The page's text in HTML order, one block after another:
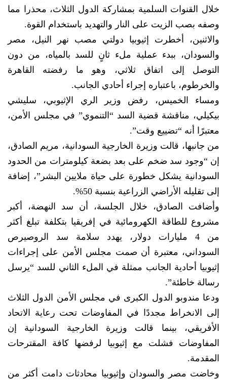
خلال القنوات السلمية بمشاركة الدول الثلاث، محذرا مما
وصفه بصب الزيت على النار والتهديد باستخدام القوة.
والاثنين، أخطرت إثيوبيا دولتي مصب نهر النيل، مصر
والسودان، ببدء عملية ملء ثانٍ للسد بالمياه، من دون
التوصل إلى اتفاق ثلاثي، وهو ما رفضته القاهرة
والخرطوم، باعتباره إجراء أحادي الجانب.
ومساء الخميس، رفض وزير الري الإثيوبي، سليشي
بيكيلي، مناقشة قضية السد “التنموي” في مجلس الأمن،
معتبرًا أنه “تضييع وقت”.
من جانبها، قالت وزيرة الخارجية السودانية، مريم الصادق،
إن “وجود سد ضخم على بعد بضعة كيلومترات من الحدود
السودانية يشكل خطورة على حياة ملايين البشر”، إضافة
إلى تقليله الأراضي الزراعية بنسبة 50%.
وأضافت الصادق، خلال الجلسة، أن سد النهضة، أكبر
مشروع للطاقة الكهرومائية في إفريقيا بتكلفة تبلغ أكثر
من 4 مليارات دولار، يهدد سلامة سد الروصيرص
السوداني، معتبرة أن صمت مجلس الأمن على إجراءات
إثيوبيا أحادية الجانب ممثلة في الملء الثاني للسد “يرسل
رسالة خاطئة”.
ودعا مندوبو الدول الكبرى في مجلس الأمن الدول الثلاث
إلى الانخراط مجددًا في المفاوضات تحت رعاية الاتحاد
الأفريقي، بينما قالت وزيرة الخارجية السودانية إن
المفاوضات فشلت مع إثيوبيا لرفضها كافة المقترحات
المقدمة.
وخاضت مصر والسودان وإثيوبيا محادثات دامت أكثر من